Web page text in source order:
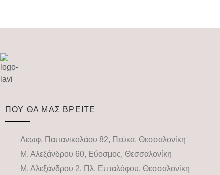
ΠΟΥ ΘΑ ΜΑΣ ΒΡΕΙΤΕ
Λεωφ. Παπανικολάου 82, Πεύκα, Θεσσαλονίκη
Μ. Αλεξάνδρου 60, Εύοσμος, Θεσσαλονίκη
Μ. Αλεξάνδρου 2, Πλ. Επταλόφου, Θεσσαλονίκη